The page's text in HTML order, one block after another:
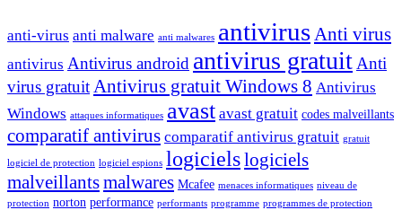
anti-virus anti malware anti malwares antivirus Anti virus
antivirus Antivirus android antivirus gratuit Anti
virus gratuit Antivirus gratuit Windows 8 Antivirus
Windows attaques informatiques avast avast gratuit codes malveillants
comparatif antivirus comparatif antivirus gratuit gratuit
logiciel de protection logiciel espions logicielslogiciels
malveillantsmalwares Mcafee menaces informatiques niveau de
protection norton performance performants programme programmes de protection